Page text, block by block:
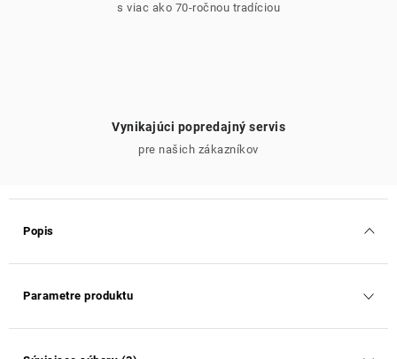
s viac ako 70-ročnou tradíciou
Vynikajúci popredajný servis
pre našich zákazníkov
Popis
Parametre produktu